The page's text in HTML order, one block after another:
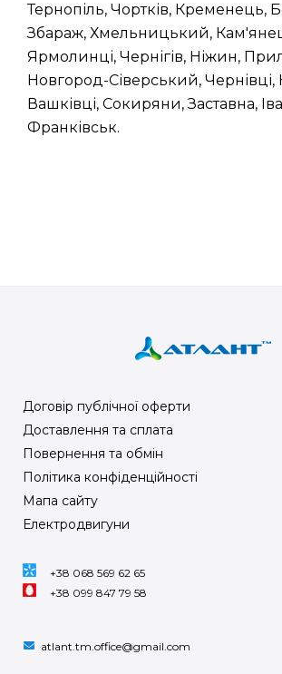
Тернопіль, Чортків, Кременець,
Збараж, Хмельницький,
Ярмолинці, Чернігів, Ніжин,
Новгород-Сіверський,
Вашківці, Сокиряни, Заставна,
Франківськ.
Договір публічної оферти
Доставлення та сплата
Повернення та обмін
Політика конфіденційності
Мапа сайту
Електродвигуни
+38 068 569 62 65
+38 099 847 79 58
atlant.tm.office@gmail.com